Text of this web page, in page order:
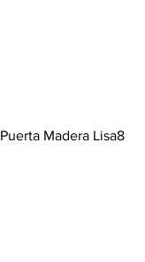
Puerta Madera Lisa8